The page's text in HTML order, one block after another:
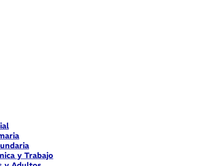
y Trabajo